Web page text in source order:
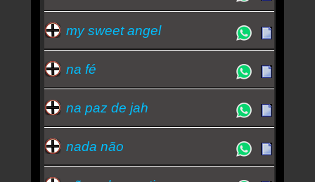
my sweet angel
na fé
na paz de jah
nada não